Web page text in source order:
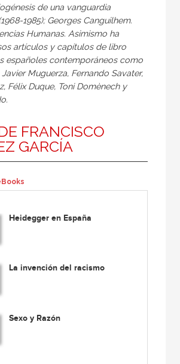
de una vanguardia
1985); Georges Canguilhem.
Humanas. Asimismo ha
artículos y capítulos de libro
españoles contemporáneos como
Javier Muguerza, Fernando Savater,
Félix Duque, Toni Domènech y
FRANCISCO
GARCÍA
Heidegger en España
La invención del racismo
Sexo y Razón